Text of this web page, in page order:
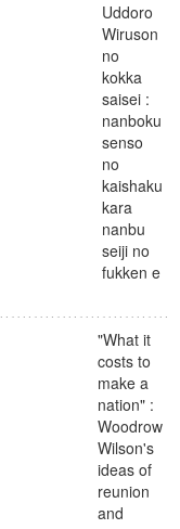
Uddoro
Wiruson
no
kokka
saisei :
nanboku
senso
no
kaishaku
kara
nanbu
seiji no
fukken e
"What it
costs to
make a
nation" :
Woodrow
Wilson's
ideas of
reunion
and